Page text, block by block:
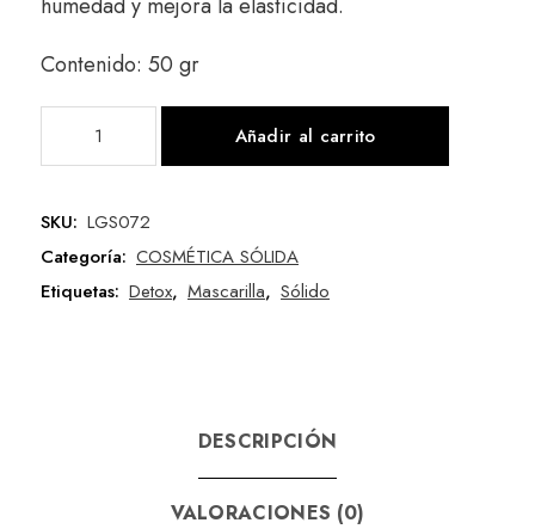
Contenido: 50 gr
Añadir al carrito
SKU: LGS072
Categoría: COSMÉTICA SÓLIDA
Etiquetas: Detox, Mascarilla, Sólido
DESCRIPCIÓN
VALORACIONES (0)